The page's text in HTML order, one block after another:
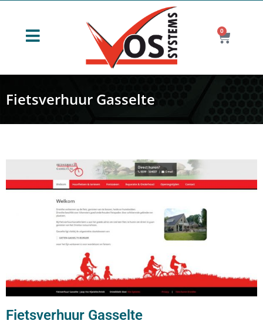
0
Fietsverhuur Gasselte
Fietsverhuur Gasselte